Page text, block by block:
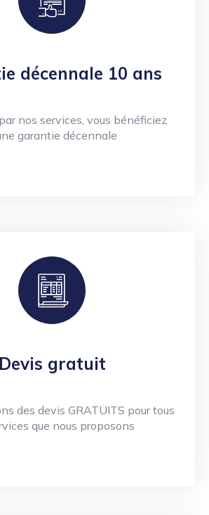
décennale 10 ans
nos services, vous bénéficiez
garantie décennale
Devis gratuit
des devis GRATUITS pour tous
que nous proposons